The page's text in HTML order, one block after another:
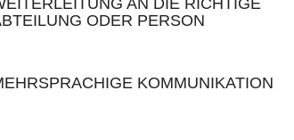
AN DIE RICHTIGE
ODER PERSON
KOMMUNIKATION